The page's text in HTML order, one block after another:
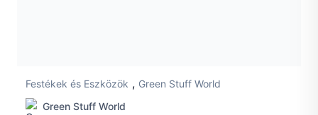
Festékek és Eszközök , Green Stuff World
Green Stuff World